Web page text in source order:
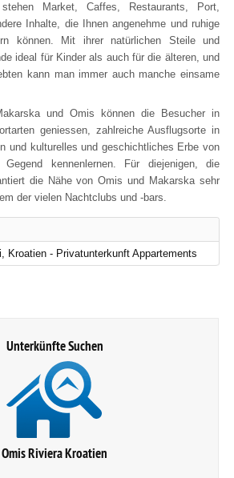
Market, Caffes, Restaurants, Port,
Inhalte, die Ihnen angenehme und ruhige
können. Mit ihrer natürlichen Steile und
ideal für Kinder als auch für die älteren, und
kann man immer auch manche einsame
und Omis können die Besucher in
geniessen, zahlreiche Ausflugsorte in
und kulturelles und geschichtliches Erbe von
Gegend kennenlernen. Für diejenigen, die
die Nähe von Omis und Makarska sehr
der vielen Nachtclubs und -bars.
Kroatien - Privatunterkunft Appartements
Unterkünfte Suchen
Omis Riviera Kroatien